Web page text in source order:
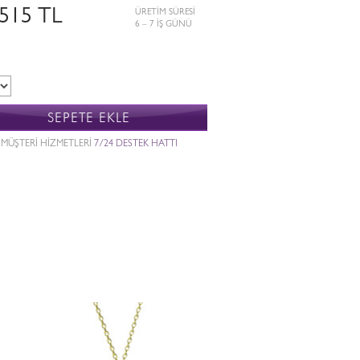
TL
ÜRETİM SÜRESİ
6 – 7 İŞ GÜNÜ
SEPETE EKLE
MÜŞTERİ HİZMETLERİ 7/24 DESTEK HATTI